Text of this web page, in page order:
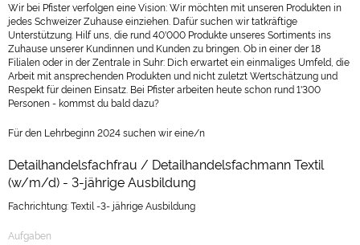
Wir bei Pfister verfolgen eine Vision: Wir möchten mit unseren Produkten in
jedes Schweizer Zuhause einziehen. Dafür suchen wir tatkräftige
Unterstützung. Hilf uns, die rund 40'000 Produkte unseres Sortiments ins
Zuhause unserer Kundinnen und Kunden zu bringen. Ob in einer der 18
Filialen oder in der Zentrale in Suhr: Dich erwartet ein einmaliges Umfeld, die
Arbeit mit ansprechenden Produkten und nicht zuletzt Wertschätzung und
Respekt für deinen Einsatz. Bei Pfister arbeiten heute schon rund 1'300
Personen - kommst du bald dazu?
Für den Lehrbeginn 2024 suchen wir eine/n
Detailhandelsfachfrau / Detailhandelsfachmann Textil
(w/m/d) - 3-jährige Ausbildung
Fachrichtung: Textil -3- jährige Ausbildung
Aufgaben